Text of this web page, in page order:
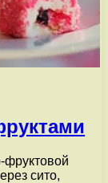
фруктовой
сито,